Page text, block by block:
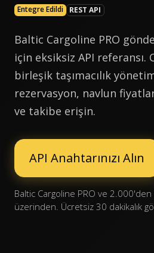
Entegre Edildi REST API
Baltic Cargoline PRO
için eksiksiz API referansı.
birleşik taşımacılık
rezervasyon, navlun
ve takibe erişin.
API Anahtarınızı Alın
Baltic Cargoline PRO ve 2.000'den
üzerinden. Ücretsiz 30 dakikalık